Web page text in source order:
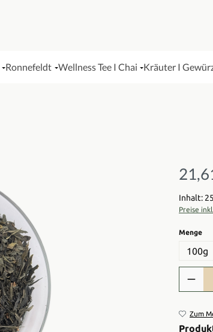
Ronnefeldt Wellness Tee I Chai Kräuter I
Inhalt:
Preise
Menge
100g
Zum